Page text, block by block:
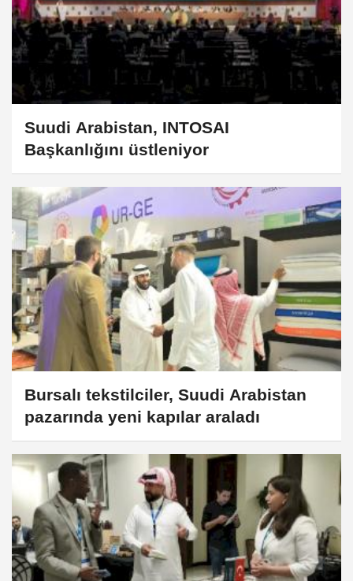
Suudi Arabistan, INTOSAI
Başkanlığını üstleniyor
Bursalı tekstilciler, Suudi Arabistan
pazarında yeni kapılar araladı